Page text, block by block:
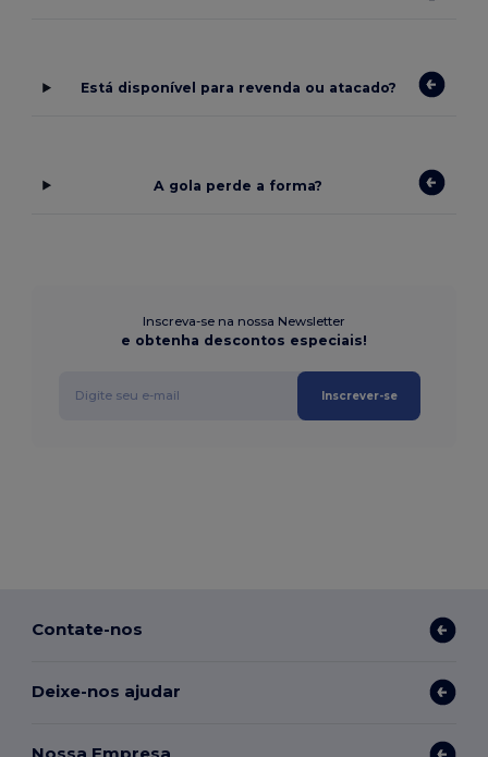
Está disponível para revenda ou atacado?
A gola perde a forma?
Inscreva-se na nossa Newsletter
e obtenha descontos especiais!
Inscrever-se
Contate-nos
Deixe-nos ajudar